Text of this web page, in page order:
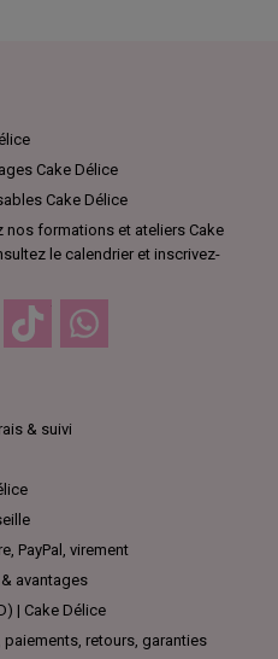
Cake Délice
Cake Délice
nos formations et ateliers Cake
le calendrier et inscrivez-
Instagram TikTok
& suivi
PayPal, virement
avantages
| Cake Délice
paiements, retours, garanties